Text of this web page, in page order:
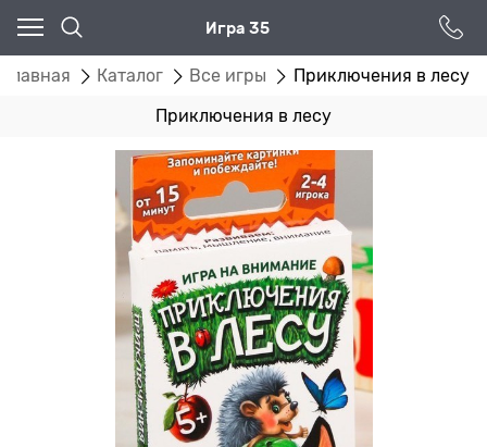
Игра 35
Главная Каталог Все игры Приключения в лесу
Приключения в лесу